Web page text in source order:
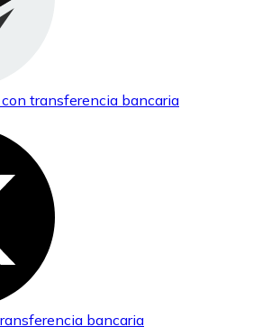
con transferencia bancaria
bancaria